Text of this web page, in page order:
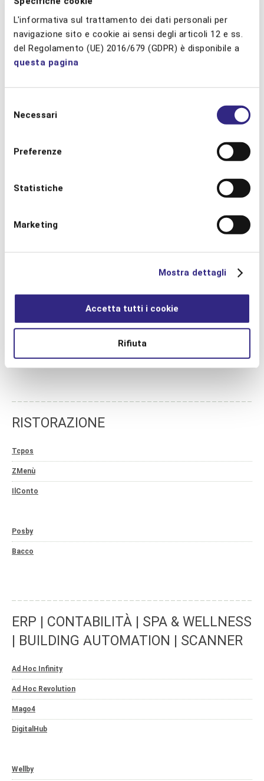
L'informativa sul trattamento dei dati personali per
navigazione sito e cookie ai sensi degli articoli 12 e ss.
del Regolamento (UE) 2016/679 (GDPR) è disponibile a
questa pagina
delNecessari
Preferenze
Statistiche
Marketing
Mostra dettagli
Accetta tutti i cookie
Rifiuta
INTELLIGENCE
Rateboard
Lybra
HBenchmark
HSDS
HQ Plus
MA Marketing Automation
MailUp
RISTORAZIONE
Tcpos
ZMenù
IlConto
Posby
Bacco
ERP | CONTABILITÀ | SPA & WELLNESS
| BUILDING AUTOMATION | SCANNER
Ad Hoc Infinity
Ad Hoc Revolution
Mago4
DigitalHub
Wellby